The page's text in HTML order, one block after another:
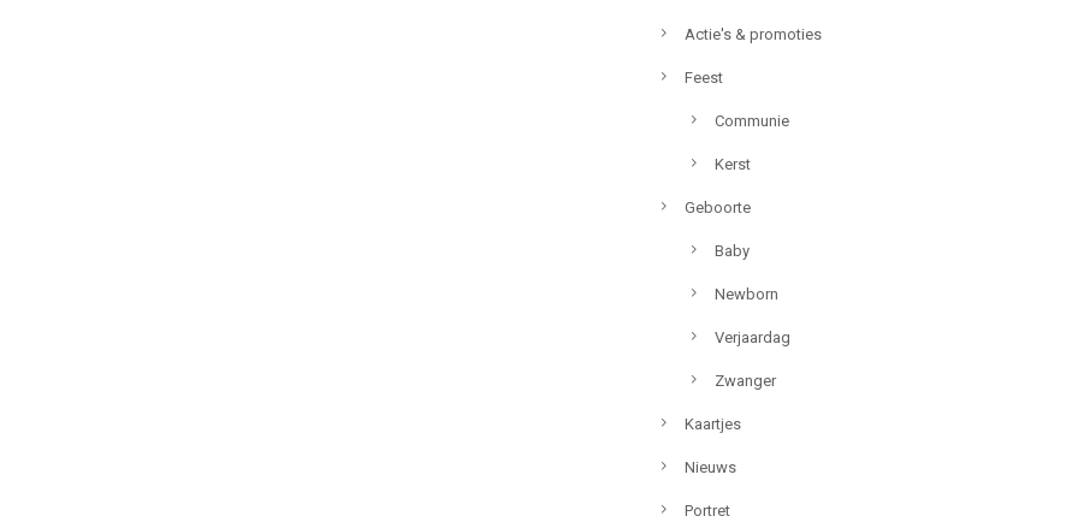
Actie's & promoties
Feest
Communie
Kerst
Geboorte
Baby
Newborn
Verjaardag
Zwanger
Kaartjes
Nieuws
Portret